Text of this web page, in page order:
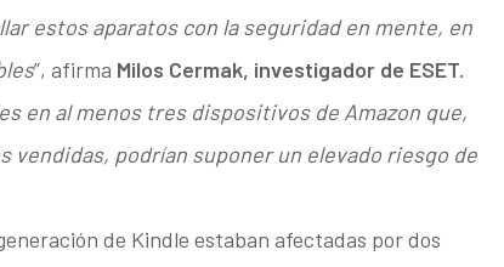
estos aparatos con la seguridad en mente, en
”, afirma Milos Cermak, investigador de ESET.
en al menos tres dispositivos de Amazon que,
vendidas, podrían suponer un elevado riesgo de
de Kindle estaban afectadas por dos